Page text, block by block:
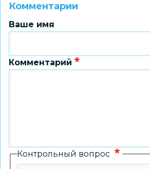
Комментарии
Ваше имя
Комментарий
Контрольный вопрос